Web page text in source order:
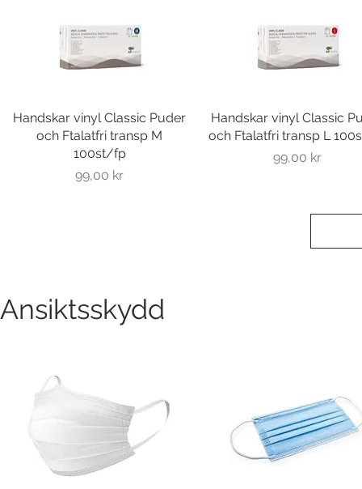
Snabbvisning
Handskar vinyl Classic Puder
och Ftalatfri transp M
100st/fp
Pris
99,00 kr
Snabbvisning
Handskar vinyl Classic
och Ftalatfri transp L
Pris
99,00 kr
Ansiktsskydd